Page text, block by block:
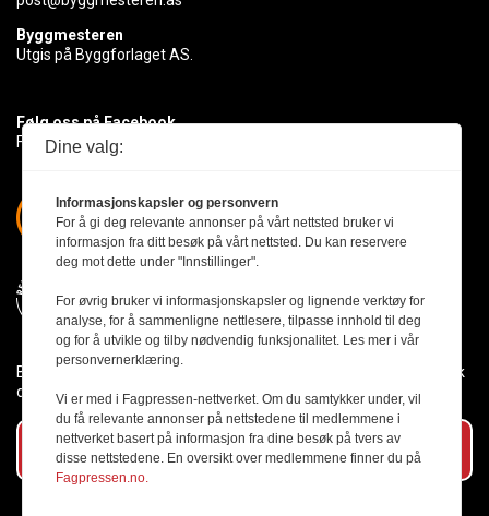
Byggmesteren
Utgis på Byggforlaget AS.
Følg oss på Facebook
Få med deg det siste innen byggebransjen
Byggmesteren følger Vær Varsom-plakaten og presseetikken slik
den er nedfelt i Redaktørplakaten.
Abonner på vårt nyhetsbrev
Dine valg:
Informasjonskapsler og personvern
For å gi deg relevante annonser på vårt nettsted bruker vi
informasjon fra ditt besøk på vårt nettsted. Du kan reservere
deg mot dette under "Innstillinger".
For øvrig bruker vi informasjonskapsler og lignende verktøy for
analyse, for å sammenligne nettlesere, tilpasse innhold til deg
og for å utvikle og tilby nødvendig funksjonalitet. Les mer i vår
personvernerklæring.
Vi er med i Fagpressen-nettverket. Om du samtykker under, vil
du få relevante annonser på nettstedene til medlemmene i
nettverket basert på informasjon fra dine besøk på tvers av
disse nettstedene. En oversikt over medlemmene finner du på
Fagpressen.no.